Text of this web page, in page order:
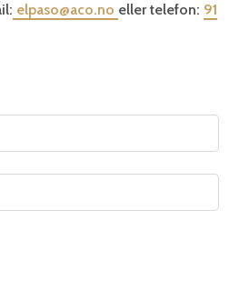
elpaso@aco.no eller telefon: 91